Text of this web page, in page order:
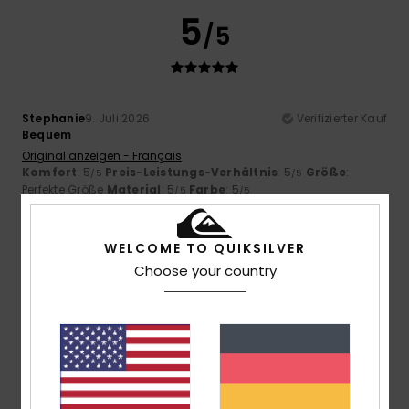
5/5
Stephanie9. Juli 2026
Verifizierter Kauf
Bequem
Original anzeigen - Français
Komfort: 5/5 Preis-Leistungs-Verhältnis: 5/5 Größe:
Perfekte Größe Material: 5/5 Farbe: 5/5
Ich empfehle dieses Produkt
5/5
Stephane6. Juli 2026
Verifizierter Kauf
Ein sehr schönes Produkt
Original anzeigen - Français
Komfort: 4/5 Preis-Leistungs-Verhältnis
WELCOME TO QUIKSILVER
Choose your country